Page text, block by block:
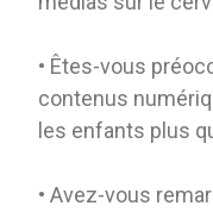
• Êtes-vous
contenus
les enfants plus
• Avez-vous